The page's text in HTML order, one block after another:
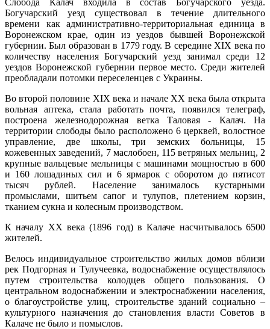
Богучарский уезд существовал в течение длительного
времени как административно-территориальная единица в
Воронежском крае, один из уездов бывшей Воронежской
губернии. Был образован в 1779 году. В середине XIX века по
количеству населения Богучарский уезд занимал среди 12
уездов Воронежской губернии первое место. Среди жителей
преобладали потомки переселенцев с Украины.
Во второй половине XIX века и начале XX века была открыта
вольная аптека, стала работать почта, появился телеграф,
построена железнодорожная ветка Таловая - Калач. На
территории слободы было расположено 6 церквей, волостное
управление, две школы, три земских больницы, 15
кожевенных заведений, 7 маслобоен, 115 ветряных мельниц, 2
крупные вальцевые мельницы с машинами мощностью в 600
и 160 лошадиных сил и 6 ярмарок с оборотом до пятисот
тысяч рублей. Население занималось кустарными
промыслами, шитьем сапог и тулупов, плетением корзин,
тканием сукна и колесным производством.
К началу XX века (1896 год) в Калаче насчитывалось 6500
жителей.
Велось индивидуальное строительство жилых домов вблизи
рек Подгорная и Тулучеевка, водоснабжение осуществлялось
путем строительства колодцев общего пользования. О
центральном водоснабжении и электроснабжении населения,
о благоустройстве улиц, строительстве зданий социально –
культурного назначения до становления власти Советов в
Калаче не было и помыслов.